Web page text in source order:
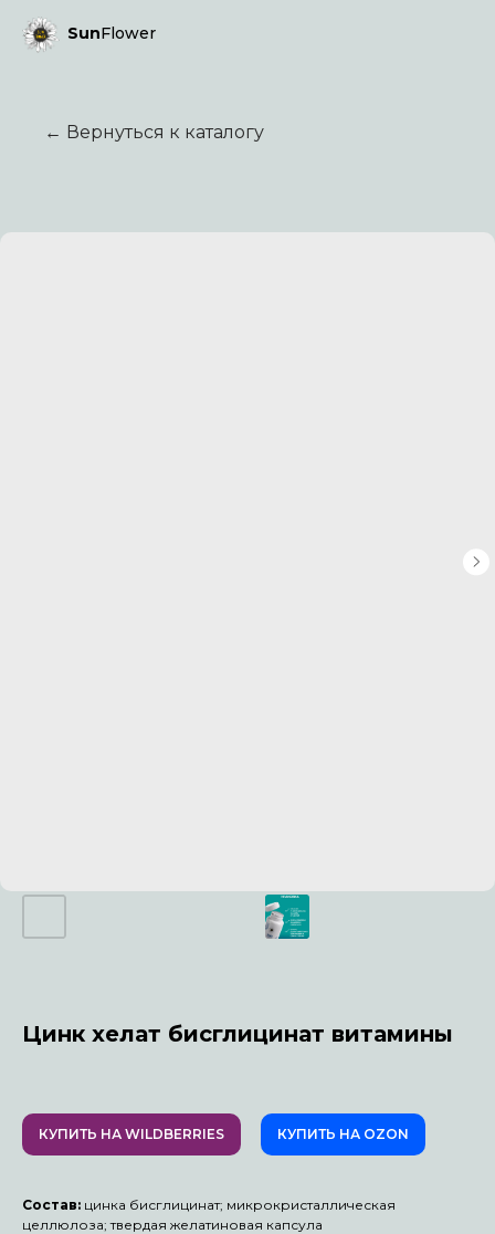
SunFlower
← Вернуться к каталогу
Цинк хелат бисглицинат витамины
КУПИТЬ НА WILDBERRIES КУПИТЬ НА OZON
Состав: цинка бисглицинат; микрокристаллическая
целлюлоза; твердая желатиновая капсула